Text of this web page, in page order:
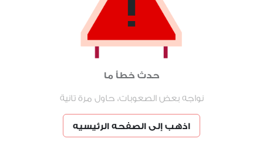
حدث خطأ ما
نواجه بعض الصعوبات، حاول مرة تانية
اذهب إلى الصفحه الرئيسيه